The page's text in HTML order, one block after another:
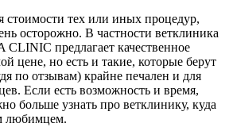
стоимости тех или иных процедур,
осторожно. В частности ветклиника
предлагает качественное
цене, но есть и такие, которые берут
по отзывам) крайне печален и для
Если есть возможность и время,
больше узнать про ветклинику, куда
любимцем.